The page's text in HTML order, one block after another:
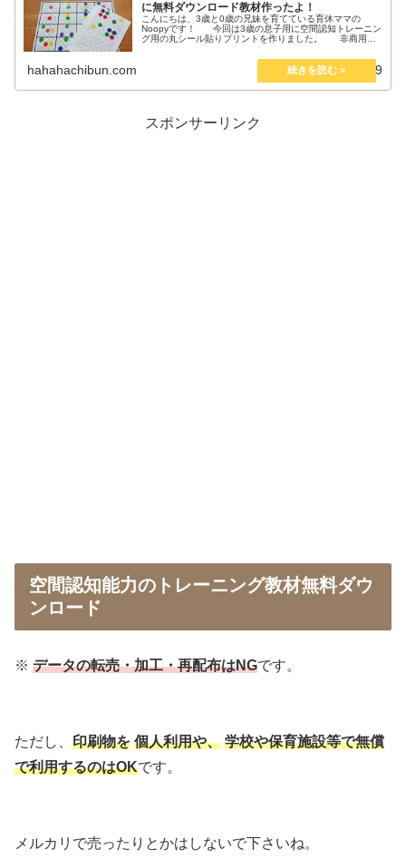
に無料ダウンロード教材作ったよ！
こんにちは、3歳と0歳の兄妹を育てている育休ママの
Noopyです！ 今回は3歳の息子用に空間認知トレーニン
グ用の丸シール貼りプリントを作りました。 非商用で
hahahachibun.com 2019.06.19
スポンサーリンク
空間認知能力のトレーニング教材無料ダウ
ンロード
※ データの転売・加工・再配布はNGです。
ただし、 印刷物を 個人利用や、 学校や保育施設等で無償
で利用するのはOKです。
メルカリで売ったりとかはしないで下さいね。